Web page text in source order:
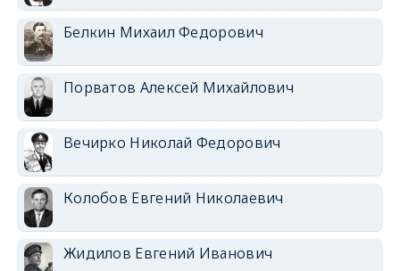
Белкин Михаил Федорович
Порватов Алексей Михайлович
Вечирко Николай Федорович
Колобов Евгений Николаевич
Жидилов Евгений Иванович